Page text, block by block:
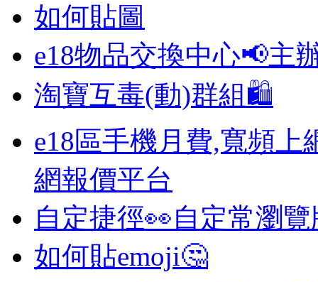
如何貼圖
e18物品交換中心📢主
淘寶互毒(動)群組🛍️
e18區手機月費,寬頻上
網報價平台
自定捷徑👀自定常瀏
如何貼emoji🤔